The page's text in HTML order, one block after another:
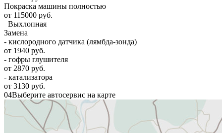
Покраска машины полностью
от 115000 руб.
Выхлопная
Замена
- кислородного датчика (лямбда-зонда)
от 1940 руб.
- гофры глушителя
от 2870 руб.
- катализатора
от 3130 руб.
04Выберите автосервис на карте